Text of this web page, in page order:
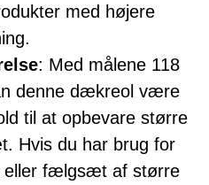
med højere
: Med målene 118
denne dækreol være
til at opbevare større
Hvis du har brug for
eller fælgsæt af større